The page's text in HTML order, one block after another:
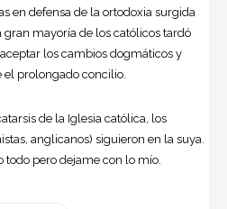
en defensa de la ortodoxia surgida
mayoría de los católicos tardó
los cambios dogmáticos y
prolongado concilio.
de la Iglesia católica, los
anglicanos) siguieron en la suya.
todo pero dejame con lo mío.